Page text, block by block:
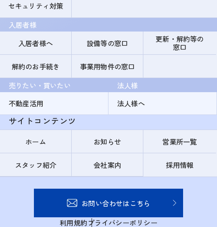
セキュリティ対策
入居者様
入居者様へ
設備等の窓口
更新・解約等の
窓口
解約のお手続き
事業用物件の窓口
売りたい・買いたい
不動産活用
法人様
法人様へ
サイトコンテンツ
ホーム お知らせ 営業所一覧
スタッフ紹介 会社案内 採用情報
お問い合わせはこちら
利用規約プライバシーポリシー